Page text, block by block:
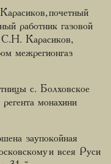
почетный
работник газовой
Карасиков,
межрегионгаз
с. Болховское
монахини
заупокойная
и всея Руси